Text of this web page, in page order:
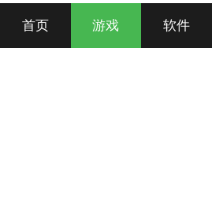
首页 游戏 软件